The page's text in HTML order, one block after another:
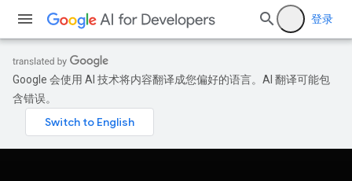
登录
Google 会使用 AI 技术将内容翻译成您偏好的语言。AI 翻译可能包
含错误。